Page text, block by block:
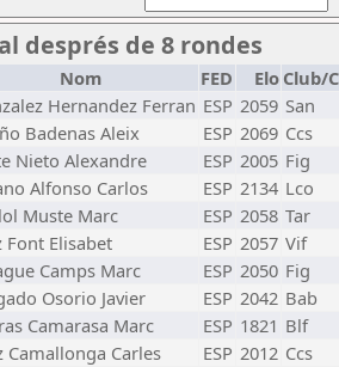
després de 8 rondes
Nom FED Elo Club/
Hernandez Ferran ESP 2059 San
Badenas Aleix ESP 2069 Ccs
Nieto Alexandre ESP 2005 Fig
Alfonso Carlos ESP 2134 Lco
Muste Marc ESP 2058 Tar
Font Elisabet ESP 2057 Vif
Camps Marc ESP 2050 Fig
Osorio Javier ESP 2042 Bab
Camarasa Marc ESP 1821 Blf
Camallonga Carles ESP 2012 Ccs